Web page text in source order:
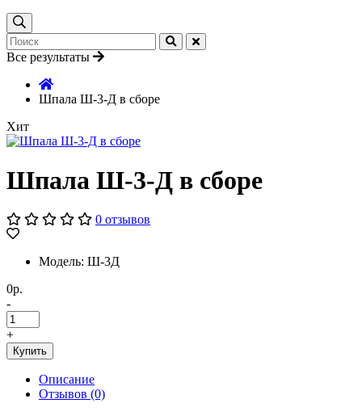
Все результаты
Шпала Ш-3-Д в сборе
Хит
Шпала Ш-3-Д в сборе
0 отзывов
Модель: Ш-3Д
0р.
-
+
Купить
Описание
Отзывов (0)